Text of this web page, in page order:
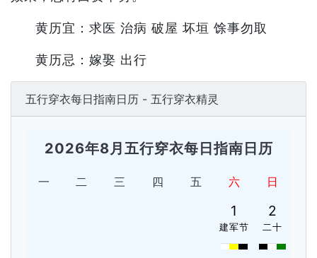
黄历宜：求医 治病 破屋 坏垣 馀事勿取
黄历忌：嫁娶 出行
五行穿衣每日指南日历 - 五行穿衣精灵
2026年8月五行穿衣每日指南日历
一 二 三 四 五 六 日
1
建军节
2
二十